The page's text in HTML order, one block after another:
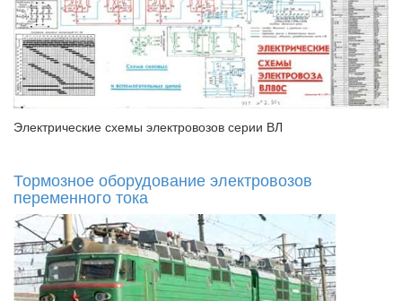
Электрические схемы электровозов серии ВЛ
Тормозное оборудование электровозов
переменного тока